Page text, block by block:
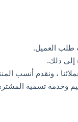
طلب العميل.
إلى ذلك.
، ونقدم أنسب